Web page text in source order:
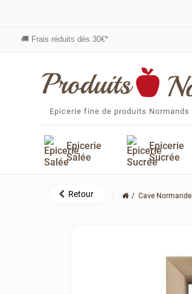
🚚 Frais réduits dès 30€*
Epicerie fine de produits Normands
Epicerie
Salée
Epicerie
Sucrée
Cave Normande